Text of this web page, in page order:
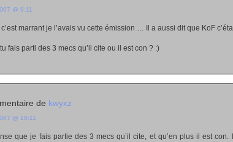
@ 9:11
marrant je l’avais vu cette émission … Il a aussi dit que KoF
fais parti des 3 mecs qu’il cite ou il est con ? :)
de kwyxz
@ 10:11
que je fais partie des 3 mecs qu’il cite, et qu’en plus il est con.